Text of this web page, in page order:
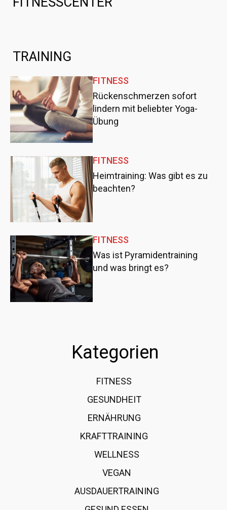
TRAINING
FITNESS
Rückenschmerzen sofort
lindern mit beliebter Yoga-
Übung
FITNESS
Heimtraining: Was gibt es zu
beachten?
FITNESS
Was ist Pyramidentraining
und was bringt es?
Kategorien
FITNESS
GESUNDHEIT
ERNÄHRUNG
KRAFTTRAINING
WELLNESS
VEGAN
AUSDAUERTRAINING